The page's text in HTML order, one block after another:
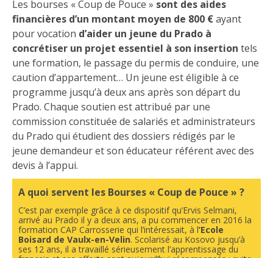
Les bourses « Coup de Pouce » sont des aides
financières d’un montant moyen de 800 €ayant
pour vocation d’aider un jeune du Prado à
concrétiser un projet essentiel à son insertion tels
une formation, le passage du permis de conduire, une
caution d’appartement… Un jeune est éligible à ce
programme jusqu’à deux ans après son départ du
Prado. Chaque soutien est attribué par une
commission constituée de salariés et administrateurs
du Prado qui étudient des dossiers rédigés par le
jeune demandeur et son éducateur référent avec des
devis à l’appui.
A quoi servent les Bourses « Coup de Pouce » ?
C’est par exemple grâce à ce dispositif qu’Ervis Selmani,
arrivé au Prado il y a deux ans, a pu commencer en 2016 la
formation CAP Carrosserie qui l’intéressait, à l’Ecole
Boisard de Vaulx-en-Velin. Scolarisé au Kosovo jusqu’à
ses 12 ans, il a travaillé sérieusement l’apprentissage du